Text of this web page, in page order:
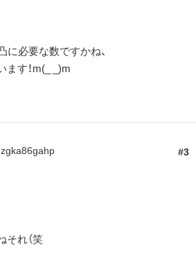
必要な数ですかね、
す！m(_ _)m
3
れ（笑